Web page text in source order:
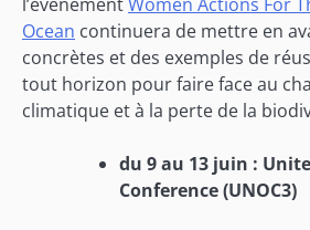
Ocean continuera de mettre en
concrètes et des exemples de
tout horizon pour faire face au
climatique et à la perte de la
du 9 au 13 juin :
Conference (UNOC3)